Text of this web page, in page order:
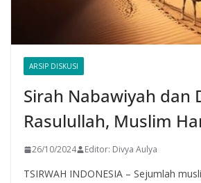
ARSIP DISKUSI
Sirah Nabawiyah dan
Rasulullah, Muslim
26/10/2024 Editor: Divya Aulya
TSIRWAH INDONESIA – Sejumlah